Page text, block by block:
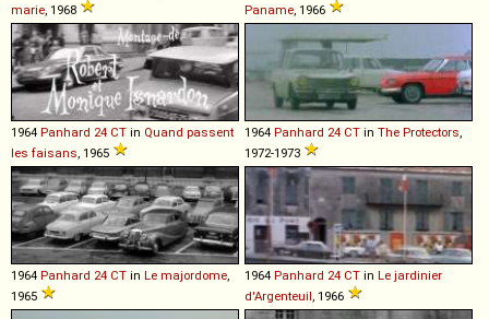
marie , 1968
Paname , 1966
1964 Panhard 24 CT in Quand passent
les faisans , 1965
1964 Panhard 24 CT in The Protectors
1972-1973
1964 Panhard 24 CT in Le majordome
1965
1964 Panhard 24 CT in Le jardinier
d'Argenteuil , 1966